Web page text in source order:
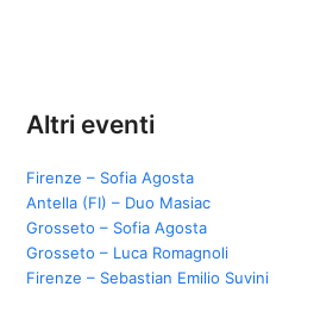
Altri eventi
Firenze – Sofia Agosta
Antella (FI) – Duo Masiac
Grosseto – Sofia Agosta
Grosseto – Luca Romagnoli
Firenze – Sebastian Emilio Suvini